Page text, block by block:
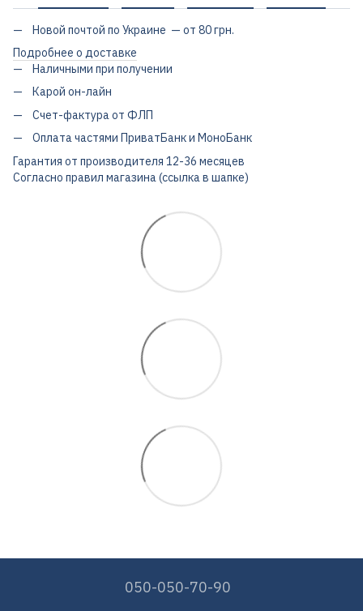
Новой почтой по Украине — от 80 грн.
Подробнее о доставке
Наличными при получении
Карой он-лайн
Счет-фактура от ФЛП
Оплата частями ПриватБанк и МоноБанк
Гарантия от производителя 12-36 месяцев
Согласно правил магазина (ссылка в шапке)
050-050-70-90